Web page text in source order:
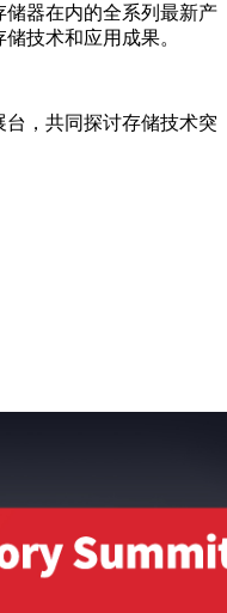
器在内的全系列最新产
技术和应用成果。
，共同探讨存储技术突